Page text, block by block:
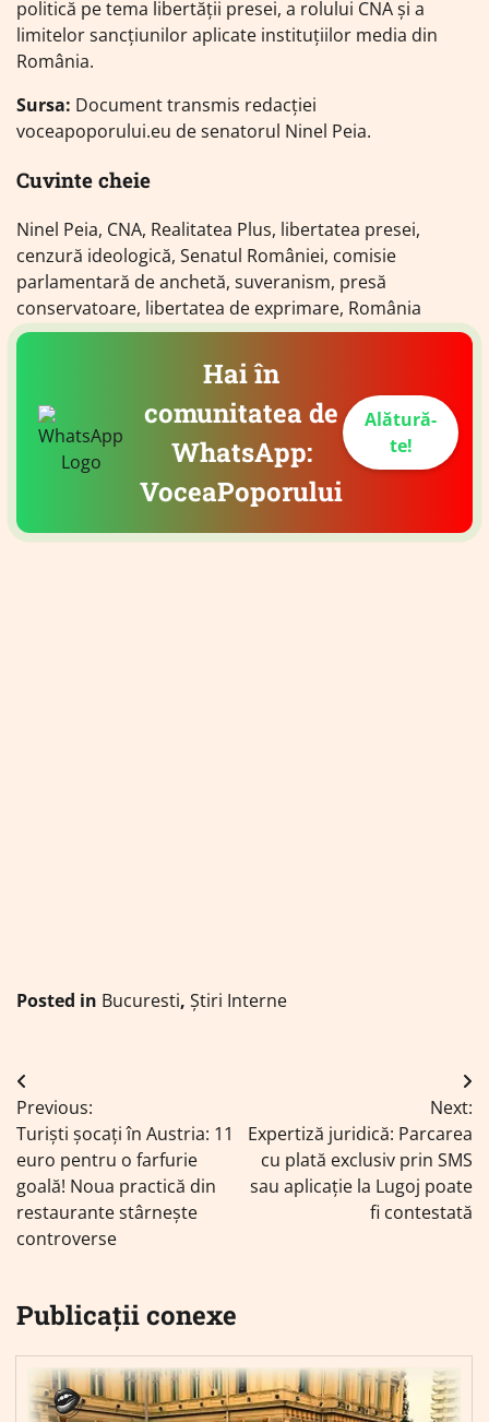
politică pe tema libertății presei, a rolului CNA și a
limitelor sancțiunilor aplicate instituțiilor media din
România.
Sursa: Document transmis redacției
voceapoporului.eu de senatorul Ninel Peia.
Cuvinte cheie
Ninel Peia, CNA, Realitatea Plus, libertatea presei,
cenzură ideologică, Senatul României, comisie
parlamentară de anchetă, suveranism, presă
conservatoare, libertatea de exprimare, România
Hai în
comunitatea de
WhatsApp:
VoceaPoporului
Alătură-
te!
Posted in Bucuresti, Știri Interne
Navigare
în
articole
Previous:
Turiști șocați în Austria: 11
euro pentru o farfurie
goală! Noua practică din
restaurante stârnește
controverse
Next:
Expertiză juridică: Parcarea
cu plată exclusiv prin SMS
sau aplicație la Lugoj poate
fi contestată
Publicații conexe